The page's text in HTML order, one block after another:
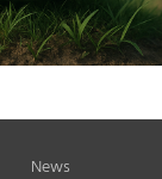
News